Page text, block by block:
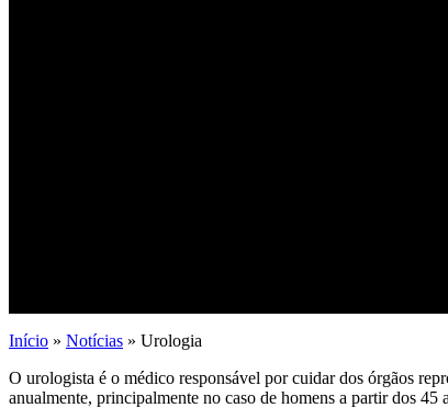
Início » Notícias » Urologia
O urologista é o médico responsável por cuidar dos órgãos
anualmente, principalmente no caso de homens a partir dos